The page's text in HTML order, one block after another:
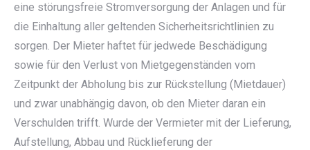
eine störungsfreie Stromversorgung der Anlagen und für
die Einhaltung aller geltenden Sicherheitsrichtlinien zu
sorgen. Der Mieter haftet für jedwede Beschädigung
sowie für den Verlust von Mietgegenständen vom
Zeitpunkt der Abholung bis zur Rückstellung (Mietdauer)
und zwar unabhängig davon, ob den Mieter daran ein
Verschulden trifft. Wurde der Vermieter mit der Lieferung,
Aufstellung, Abbau und Rücklieferung der